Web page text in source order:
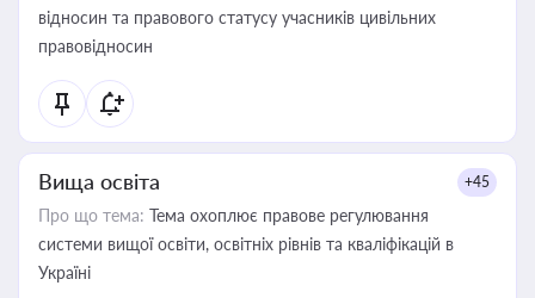
відносин та правового статусу учасників цивільних
правовідносин
Вища освіта +45
Про що тема: Тема охоплює правове регулювання
системи вищої освіти, освітніх рівнів та кваліфікацій в
Україні